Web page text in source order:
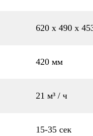
620 х 490 х
420 мм
21 м³ / ч
15-35 сек